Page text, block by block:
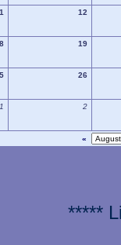
12
19
26
1 2
«
*****